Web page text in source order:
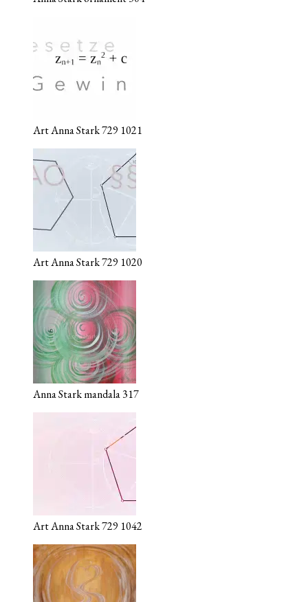
Art Anna Stark 729 1021
Art Anna Stark 729 1020
Anna Stark mandala 317
Art Anna Stark 729 1042